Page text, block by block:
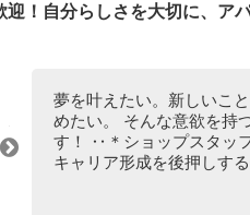
！自分らしさを大切に、ア
夢を叶えたい。新しいこ
めたい。 そんな意欲を持
す！ ‥＊ショップスタッ
キャリア形成を後押しす